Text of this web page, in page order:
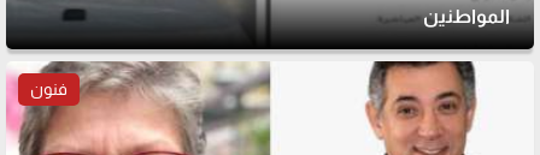
المواطنين
فنون